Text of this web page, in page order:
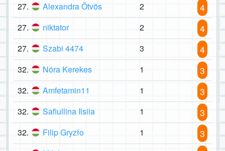
27. Alexandra Ötvös 2 4
27. niktator 2 4
27. Szabi 4474 3 4
32. Nóra Kerekes 1 3
32. Amfetamin11 1 3
32. Safiullina Ilsiia 1 3
32. Filip Gryzło 1 3